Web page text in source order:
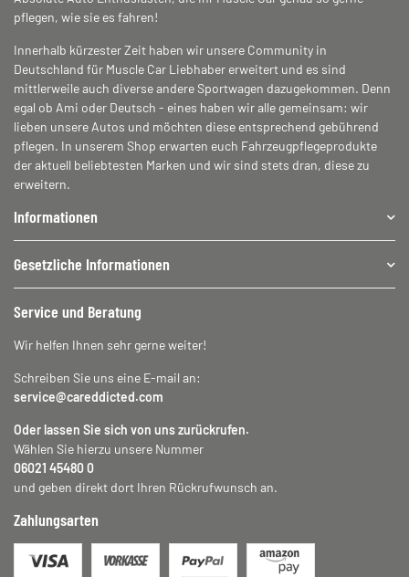
pflegen, wie sie es fahren!
Innerhalb kürzester Zeit haben wir unsere Community in
Deutschland für Muscle Car Liebhaber erweitert und es sind
mittlerweile auch diverse andere Sportwagen dazugekommen. Denn
egal ob Ami oder Deutsch - eines haben wir alle gemeinsam: wir
lieben unsere Autos und möchten diese entsprechend gebührend
pflegen. In unserem Shop erwarten euch Fahrzeugpflegeprodukte
der aktuell beliebtesten Marken und wir sind stets dran, diese zu
erweitern.
Informationen
Gesetzliche Informationen
Service und Beratung
Wir helfen Ihnen sehr gerne weiter!
Schreiben Sie uns eine E-mail an:
service@careddicted.com
Oder lassen Sie sich von uns zurückrufen.
Wählen Sie hierzu unsere Nummer
06021 45480 0
und geben direkt dort Ihren Rückrufwunsch an.
Zahlungsarten